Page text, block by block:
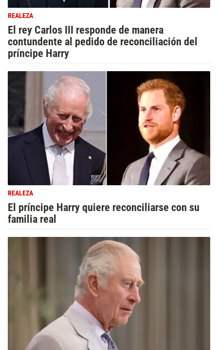
REALEZA
El rey Carlos III responde de manera
contundente al pedido de reconciliación del
príncipe Harry
REALEZA
El príncipe Harry quiere reconciliarse con su
familia real